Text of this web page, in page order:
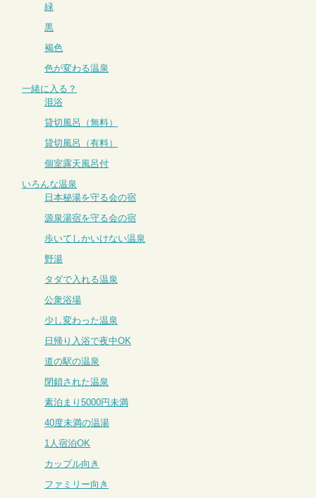
緑
黒
褐色
色が変わる温泉
一緒に入る？
混浴
貸切風呂（無料）
貸切風呂（有料）
個室露天風呂付
いろんな温泉
日本秘湯を守る会の宿
源泉湯宿を守る会の宿
歩いてしかいけない温泉
野湯
タダで入れる温泉
公衆浴場
少し変わった温泉
日帰り入浴で夜中OK
道の駅の温泉
閉鎖された温泉
素泊まり5000円未満
40度未満の温湯
1人宿泊OK
カップル向き
ファミリー向き